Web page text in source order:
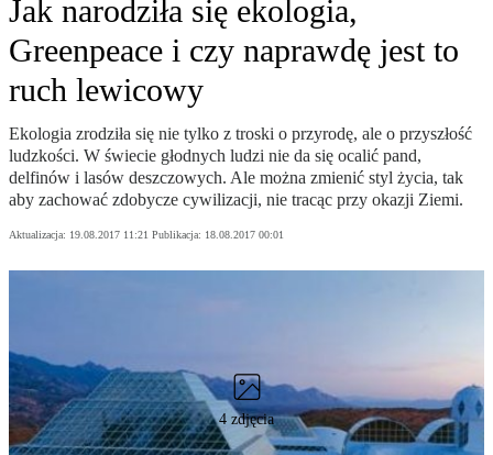
Jak narodziła się ekologia,
Greenpeace i czy naprawdę jest to
ruch lewicowy
Ekologia zrodziła się nie tylko z troski o przyrodę, ale o przyszłość
ludzkości. W świecie głodnych ludzi nie da się ocalić pand,
delfinów i lasów deszczowych. Ale można zmienić styl życia, tak
aby zachować zdobycze cywilizacji, nie tracąc przy okazji Ziemi.
Aktualizacja: 19.08.2017 11:21 Publikacja: 18.08.2017 00:01
4 zdjęcia